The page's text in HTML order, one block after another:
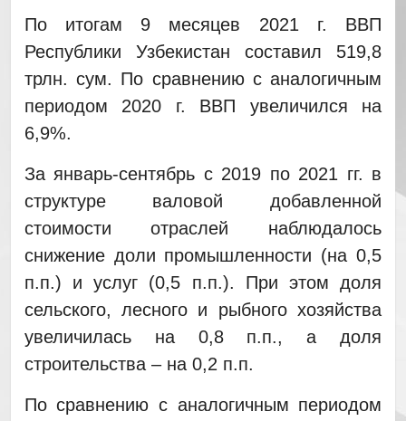
По итогам 9 месяцев 2021 г. ВВП
Республики Узбекистан составил 519,8
трлн. сум. По сравнению с аналогичным
периодом 2020 г. ВВП увеличился на
6,9%.
За январь-сентябрь с 2019 по 2021 гг. в
структуре валовой добавленной
стоимости отраслей наблюдалось
снижение доли промышленности (на 0,5
п.п.) и услуг (0,5 п.п.). При этом доля
сельского, лесного и рыбного хозяйства
увеличилась на 0,8 п.п., а доля
строительства – на 0,2 п.п.
По сравнению с аналогичным периодом